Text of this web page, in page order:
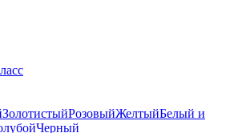
ЗолотистыйРозовыйЖелтыйБелый и
Черный